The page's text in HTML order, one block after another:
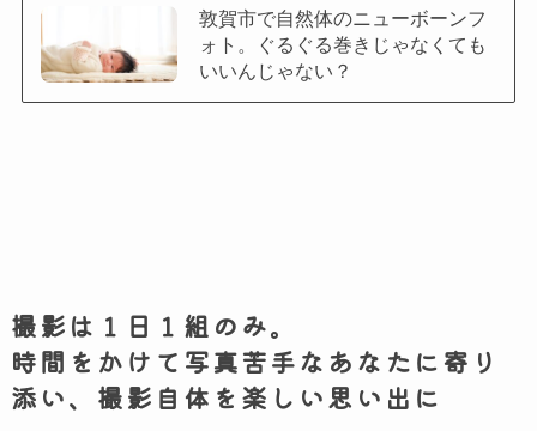
敦賀市で自然体のニューボーンフ
ォト。ぐるぐる巻きじゃなくても
いいんじゃない？
撮影は１日１組のみ。
時間をかけて写真苦手なあなたに寄り
添い、撮影自体を楽しい思い出に